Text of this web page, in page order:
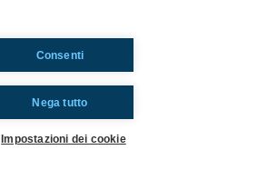
Nega tutto
Consenti
Impostazioni dei cookie